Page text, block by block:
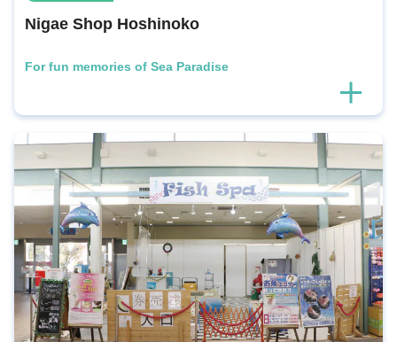
Nigae Shop Hoshinoko
For fun memories of Sea Paradise